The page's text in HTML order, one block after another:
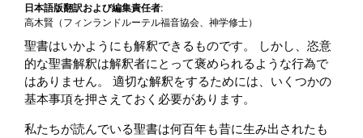
日本語版翻訳および編集責任者:
高木賢（フィンランドルーテル福音協会、神学修士）
聖書はいかようにも解釈できるものです。 しかし、恣意
的な聖書解釈は解釈者にとって褒められるような行為で
はありません。 適切な解釈をするためには、いくつかの
基本事項を押さえておく必要があります。
私たちが読んでいる聖書は何百年も昔に生み出されたも